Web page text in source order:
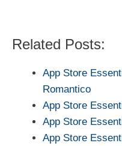
Related Posts:
App Store
Romantico
App Store
App Store
App Store